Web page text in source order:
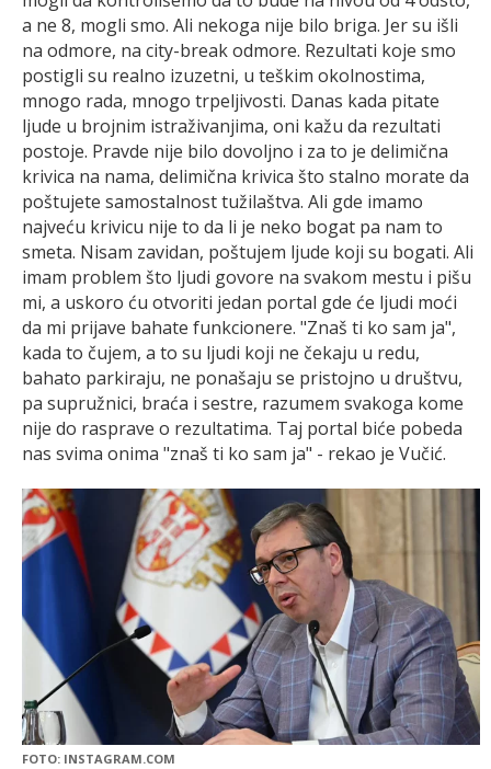
a ne 8, mogli smo. Ali nekoga nije bilo briga. Jer su išli
na odmore, na city-break odmore. Rezultati koje smo
postigli su realno izuzetni, u teškim okolnostima,
mnogo rada, mnogo trpeljivosti. Danas kada pitate
ljude u brojnim istraživanjima, oni kažu da rezultati
postoje. Pravde nije bilo dovoljno i za to je delimična
krivica na nama, delimična krivica što stalno morate da
poštujete samostalnost tužilaštva. Ali gde imamo
najveću krivicu nije to da li je neko bogat pa nam to
smeta. Nisam zavidan, poštujem ljude koji su bogati. Ali
imam problem što ljudi govore na svakom mestu i pišu
mi, a uskoro ću otvoriti jedan portal gde će ljudi moći
da mi prijave bahate funkcionere. "Znaš ti ko sam ja",
kada to čujem, a to su ljudi koji ne čekaju u redu,
bahato parkiraju, ne ponašaju se pristojno u društvu,
pa supružnici, braća i sestre, razumem svakoga kome
nije do rasprave o rezultatima. Taj portal biće pobeda
nas svima onima "znaš ti ko sam ja" - rekao je Vučić.
FOTO: INSTAGRAM.COM